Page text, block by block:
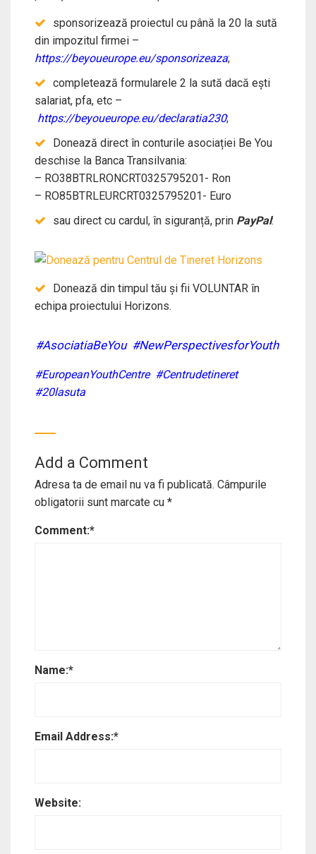
sponsorizează proiectul cu până la 20 la sută
din impozitul firmei –
https://beyoueurope.eu/sponsorizeaza;
completează formularele 2 la sută dacă ești
salariat, pfa, etc –
https://beyoueurope.eu/declaratia230;
Donează direct în conturile asociației Be You
deschise la Banca Transilvania:
– RO38BTRLRONCRT0325795201- Ron
– RO85BTRLEURCRT0325795201- Euro
sau direct cu cardul, în siguranță, prin PayPal:
Donează din timpul tău și fii VOLUNTAR în
echipa proiectului Horizons.
#AsociatiaBeYou #NewPerspectivesforYouth
#EuropeanYouthCentre #Centrudetineret
#20lasuta
Add a Comment
Adresa ta de email nu va fi publicată. Câmpurile
obligatorii sunt marcate cu *
Comment:*
Name:*
Email Address:*
Website: